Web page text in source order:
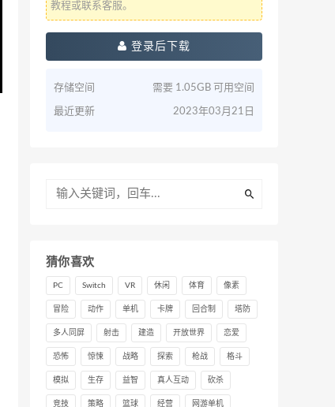
教程或联系客服。
登录后下载
存储空间 需要 1.05GB 可用空间
最近更新 2023年03月21日
猜你喜欢
PC Switch VR 休闲 体育 像素
冒险 动作 单机 卡牌 回合制 塔防
多人同屏 射击 建造 开放世界 恋爱
恐怖 惊悚 战略 探索 枪战 格斗
模拟 生存 益智 真人互动 砍杀
竞技 策略 篮球 经营 网游单机